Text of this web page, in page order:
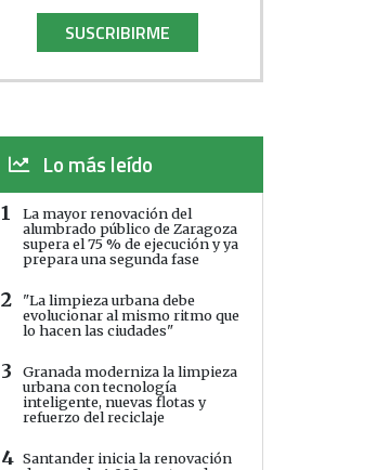
SUSCRIBIRME
Lo más leído
1
La mayor renovación del
alumbrado público de Zaragoza
supera el 75 % de ejecución y ya
prepara una segunda fase
2
"La limpieza urbana debe
evolucionar al mismo ritmo que
lo hacen las ciudades"
3
Granada moderniza la limpieza
urbana con tecnología
inteligente, nuevas flotas y
refuerzo del reciclaje
4 Santander inicia la renovación